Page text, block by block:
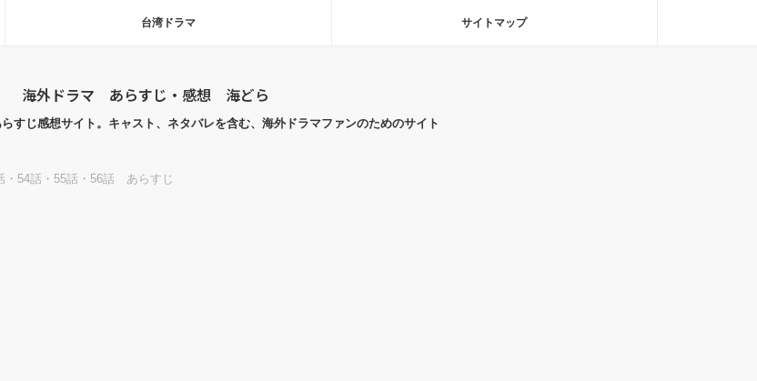
台湾ドラマ サイトマップ
海外ドラマ あらすじ・感想 海どら
すじ感想サイト。キャスト、ネタバレを含む、海外ドラマファンのためのサイト
54話・55話・56話 あらすじ